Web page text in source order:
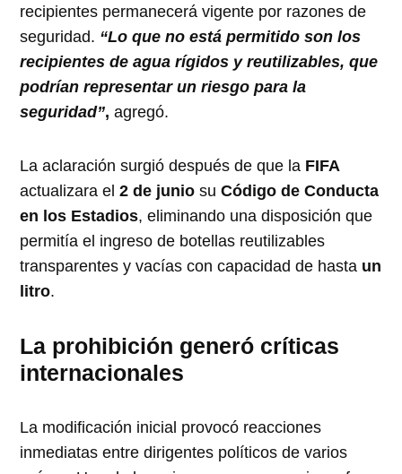
recipientes permanecerá vigente por razones de
seguridad. “Lo que no está permitido son los
recipientes de agua rígidos y reutilizables, que
podrían representar un riesgo para la
seguridad”, agregó.
La aclaración surgió después de que la FIFA
actualizara el2 de junio suCódigo de Conducta
en los Estadios, eliminando una disposición que
permitía el ingreso de botellas reutilizables
transparentes y vacías con capacidad de hasta un
litro.
La prohibición generó críticas
internacionales
La modificación inicial provocó reacciones
inmediatas entre dirigentes políticos de varios